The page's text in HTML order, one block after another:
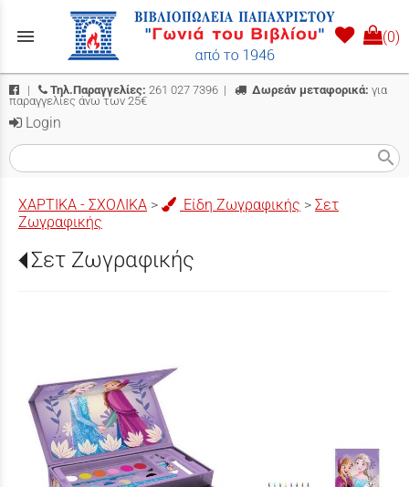
menu (0)
| Τηλ.Παραγγελίες: 261 027 7396 | Δωρεάν μεταφορικά: για
παραγγελίες άνω των 25€
Login
search
ΧΑΡΤΙΚΑ - ΣΧΟΛΙΚΑ > Είδη Ζωγραφικής > Σετ
Ζωγραφικής
Σετ Ζωγραφικής